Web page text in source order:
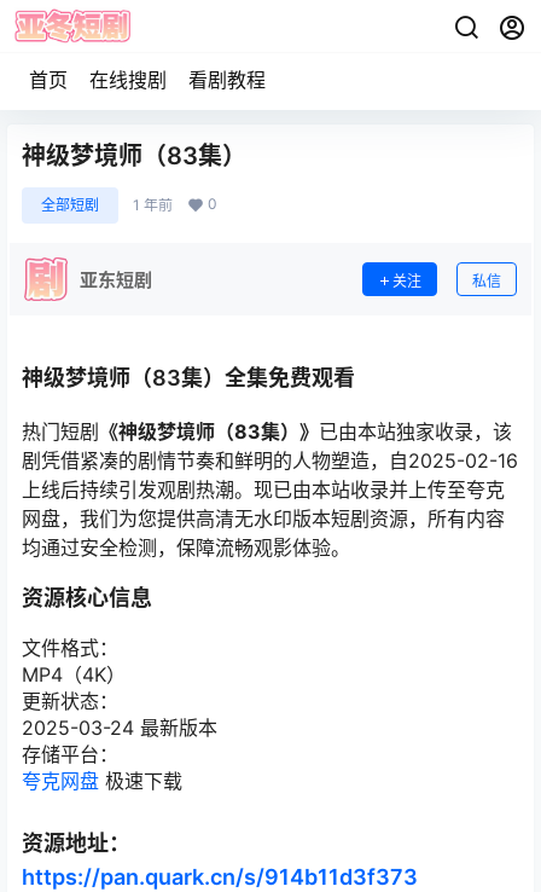
首页 在线搜剧 看剧教程
神级梦境师（83集）
全部短剧 1 年前 0
亚东短剧 关注 私信
神级梦境师（83集）全集免费观看
热门短剧 《神级梦境师（83集）》 已由本站独家收录，该
剧凭借紧凑的剧情节奏和鲜明的人物塑造，自2025-02-16
上线后持续引发观剧热潮。现已由本站收录并上传至夸克
网盘，我们为您提供高清无水印版本短剧资源，所有内容
均通过安全检测，保障流畅观影体验。
资源核心信息
文件格式：
MP4（4K）
更新状态：
2025-03-24 最新版本
存储平台：
夸克网盘 极速下载
资源地址：
https://pan.quark.cn/s/914b11d3f373